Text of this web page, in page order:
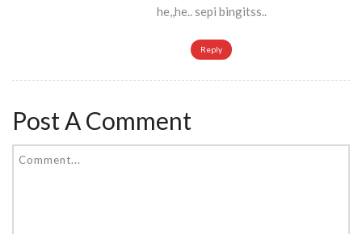
he,,he.. sepi bingitss..
Reply
Post A Comment